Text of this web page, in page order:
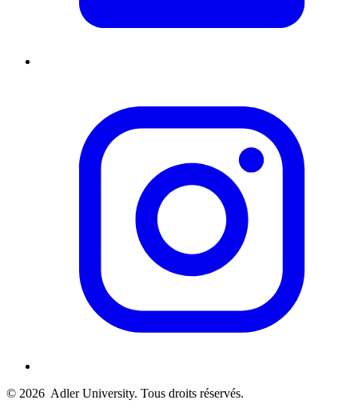
© 2026 Adler University. Tous droits réservés.